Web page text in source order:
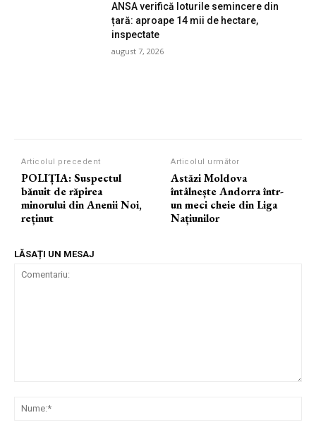
ANSA verifică loturile semincere din
țară: aproape 14 mii de hectare,
inspectate
august 7, 2026
Articolul precedent
POLIȚIA: Suspectul
bănuit de răpirea
minorului din Anenii Noi,
reținut
Articolul următor
Astăzi Moldova
întâlnește Andorra într-
un meci cheie din Liga
Națiunilor
LĂSAȚI UN MESAJ